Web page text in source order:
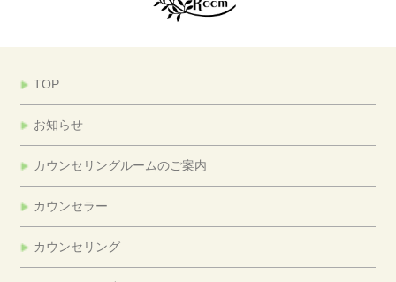
TOP
お知らせ
カウンセリングルームのご案内
カウンセラー
カウンセリング